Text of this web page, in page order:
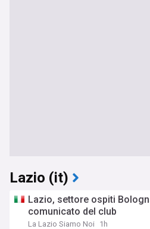
Lazio (it)
Lazio, settore ospiti
comunicato del club
La Lazio Siamo Noi
1h